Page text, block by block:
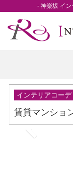
- 神楽坂 イ
インテリアコーデ
賃貸マンショ